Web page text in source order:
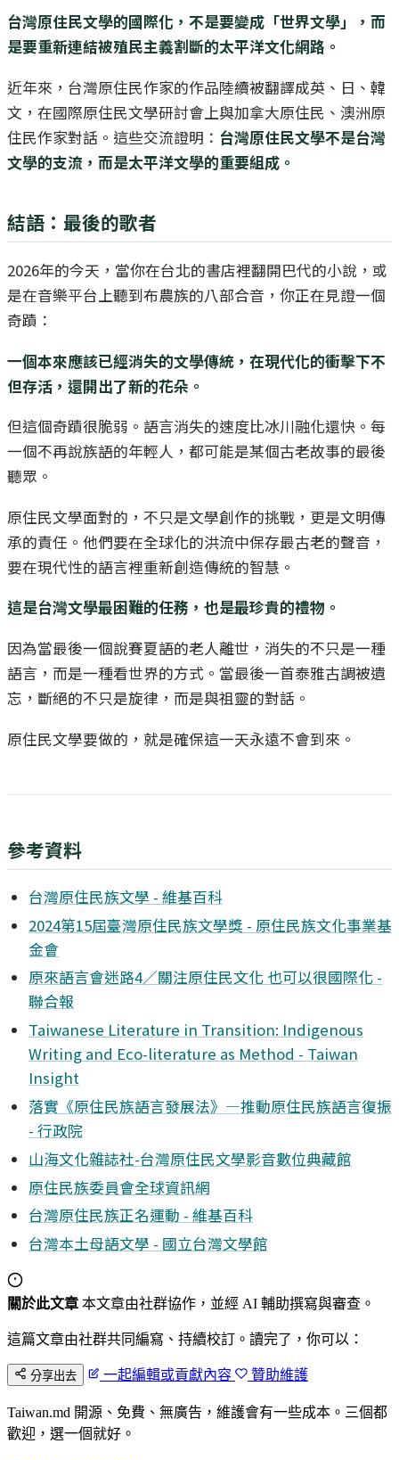
台灣原住民文學的國際化，不是要變成「世界文學」，而
是要重新連結被殖民主義割斷的太平洋文化網路。
近年來，台灣原住民作家的作品陸續被翻譯成英、日、韓
文，在國際原住民文學研討會上與加拿大原住民、澳洲原
住民作家對話。這些交流證明： 台灣原住民文學不是台灣
文學的支流，而是太平洋文學的重要組成。
結語：最後的歌者
2026年的今天，當你在台北的書店裡翻開巴代的小說，或
是在音樂平台上聽到布農族的八部合音，你正在見證一個
奇蹟：
一個本來應該已經消失的文學傳統，在現代化的衝擊下不
但存活，還開出了新的花朵。
但這個奇蹟很脆弱。語言消失的速度比冰川融化還快。每
一個不再說族語的年輕人，都可能是某個古老故事的最後
聽眾。
原住民文學面對的，不只是文學創作的挑戰，更是文明傳
承的責任。他們要在全球化的洪流中保存最古老的聲音，
要在現代性的語言裡重新創造傳統的智慧。
這是台灣文學最困難的任務，也是最珍貴的禮物。
因為當最後一個說賽夏語的老人離世，消失的不只是一種
語言，而是一種看世界的方式。當最後一首泰雅古調被遺
忘，斷絕的不只是旋律，而是與祖靈的對話。
原住民文學要做的，就是確保這一天永遠不會到來。
參考資料
台灣原住民族文學 - 維基百科
2024第15屆臺灣原住民族文學獎 - 原住民族文化事業基
金會
原來語言會迷路4／關注原住民文化 也可以很國際化 -
聯合報
Taiwanese Literature in Transition: Indigenous
Writing and Eco-literature as Method - Taiwan
Insight
落實《原住民族語言發展法》—推動原住民族語言復振
- 行政院
山海文化雜誌社-台灣原住民文學影音數位典藏館
原住民族委員會全球資訊網
台灣原住民族正名運動 - 維基百科
台灣本土母語文學 - 國立台灣文學館
關於此文章 本文章由社群協作，並經 AI 輔助撰寫與審查。
這篇文章由社群共同編寫、持續校訂。讀完了，你可以：
分享出去 一起編輯或貢獻內容 贊助維護
Taiwan.md 開源、免費、無廣告，維護會有一些成本。三個都
歡迎，選一個就好。